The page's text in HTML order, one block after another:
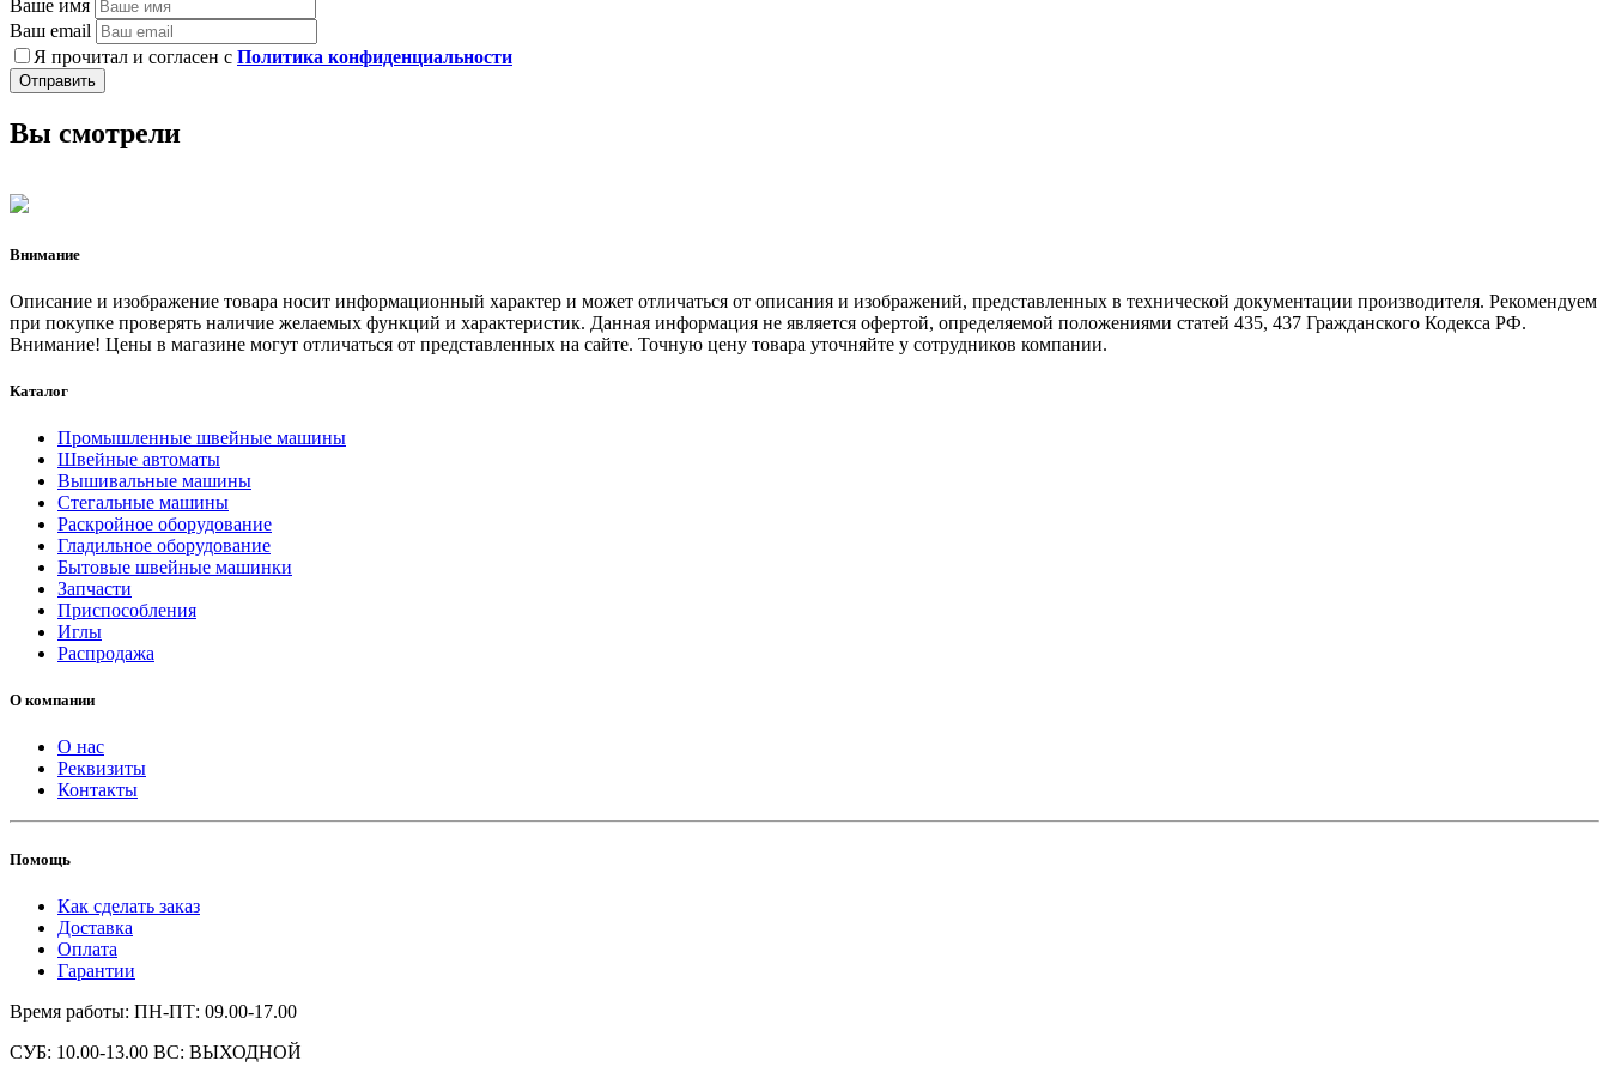
Ваше имя
Ваш email
Я прочитал и согласен с Политика конфиденциальности
Отправить
Вы смотрели
Внимание
Описание и изображение товара носит информационный характер и может отличаться от описания и изображений, представленных в технической документации производителя. Рекомендуем
при покупке проверять наличие желаемых функций и характеристик. Данная информация не является офертой, определяемой положениями статей 435, 437 Гражданского Кодекса РФ.
Внимание! Цены в магазине могут отличаться от представленных на сайте. Точную цену товара уточняйте у сотрудников компании.
Каталог
Промышленные швейные машины
Швейные автоматы
Вышивальные машины
Стегальные машины
Раскройное оборудование
Гладильное оборудование
Бытовые швейные машинки
Запчасти
Приспособления
Иглы
Распродажа
О компании
О нас
Реквизиты
Контакты
Помощь
Как сделать заказ
Доставка
Оплата
Гарантии
Время работы: ПН-ПТ: 09.00-17.00
СУБ: 10.00-13.00 ВС: ВЫХОДНОЙ